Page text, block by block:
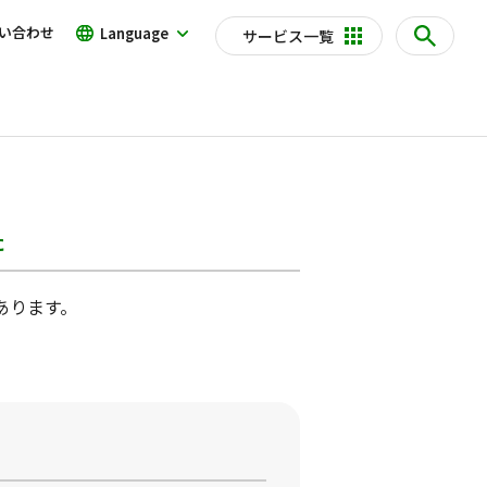
サービス一覧
Language
合わせ
ます。